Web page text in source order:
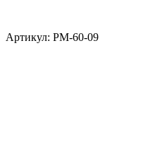
Артикул: РМ-60-09